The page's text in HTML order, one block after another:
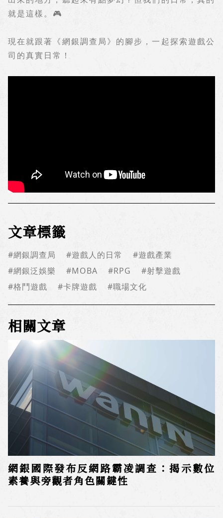
就是這樣。 🎮
現在就跟著《網銀調查局》的腳步，一起探索遊戲公
司的真實日常！
文章標籤
#網銀調查局 #遊戲人的日常
#遊戲產業
#網銀泛娛樂
#MOBA #RPG
#射擊遊戲
#格鬥遊戲
#卡牌遊戲 #職場文化
相關文章
網銀國際發布反網路霸凌調查：揭示數位
素養與旁觀者角色關鍵性